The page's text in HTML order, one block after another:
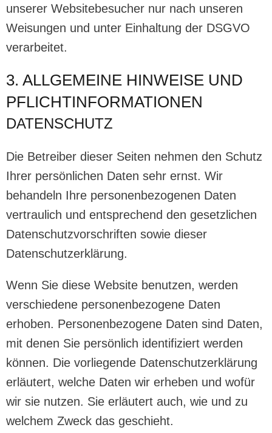
unserer Websitebesucher nur nach unseren
Weisungen und unter Einhaltung der DSGVO
verarbeitet.
3. ALLGEMEINE HINWEISE UND
PFLICHT­INFORMATIONEN
DATENSCHUTZ
Die Betreiber dieser Seiten nehmen den Schutz
Ihrer persönlichen Daten sehr ernst. Wir
behandeln Ihre personenbezogenen Daten
vertraulich und entsprechend den gesetzlichen
Datenschutzvorschriften sowie dieser
Datenschutzerklärung.
Wenn Sie diese Website benutzen, werden
verschiedene personenbezogene Daten
erhoben. Personenbezogene Daten sind Daten,
mit denen Sie persönlich identifiziert werden
können. Die vorliegende Datenschutzerklärung
erläutert, welche Daten wir erheben und wofür
wir sie nutzen. Sie erläutert auch, wie und zu
welchem Zweck das geschieht.